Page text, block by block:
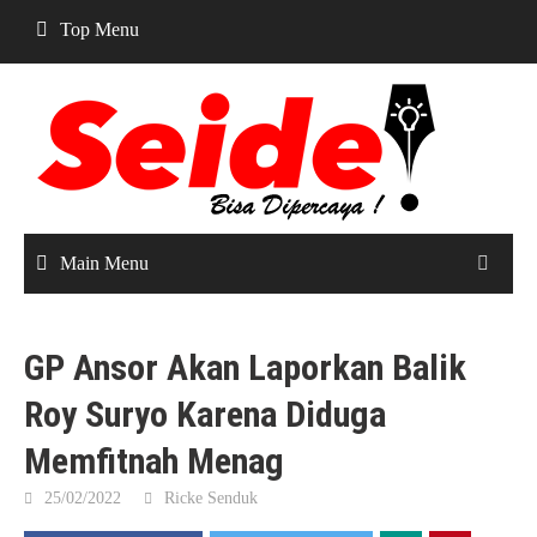
content
Top Menu
Main Menu
GP Ansor Akan Laporkan Balik
Roy Suryo Karena Diduga
Memfitnah Menag
25/02/2022 Ricke Senduk